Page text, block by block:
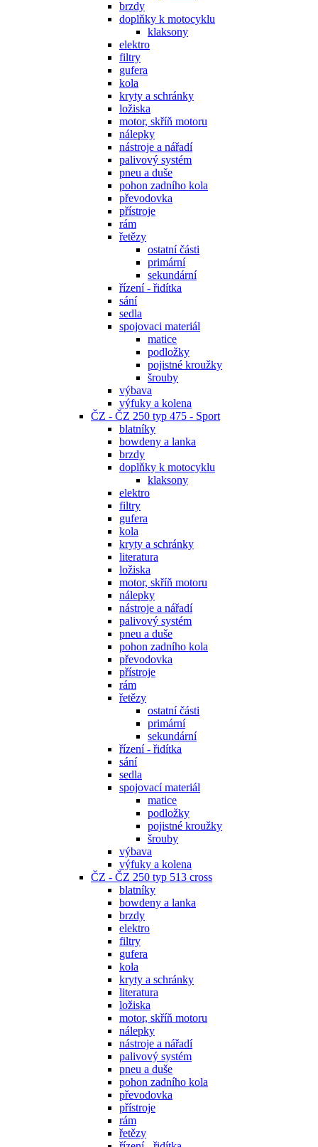
brzdy
doplňky k motocyklu
klaksony
elektro
filtry
gufera
kola
kryty a schránky
ložiska
motor, skříň motoru
nálepky
nástroje a nářadí
palivový systém
pneu a duše
pohon zadního kola
převodovka
přístroje
rám
řetězy
ostatní části
primární
sekundární
řízení - řidítka
sání
sedla
spojovaci materiál
matice
podložky
pojistné kroužky
šrouby
výbava
výfuky a kolena
ČZ - ČZ 250 typ 475 - Sport
blatníky
bowdeny a lanka
brzdy
doplňky k motocyklu
klaksony
elektro
filtry
gufera
kola
kryty a schránky
literatura
ložiska
motor, skříň motoru
nálepky
nástroje a nářadí
palivový systém
pneu a duše
pohon zadního kola
převodovka
přístroje
rám
řetězy
ostatní části
primární
sekundární
řízení - řidítka
sání
sedla
spojovací materiál
matice
podložky
pojistné kroužky
šrouby
výbava
výfuky a kolena
ČZ - ČZ 250 typ 513 cross
blatníky
bowdeny a lanka
brzdy
elektro
filtry
gufera
kola
kryty a schránky
literatura
ložiska
motor, skříň motoru
nálepky
nástroje a nářadí
palivový systém
pneu a duše
pohon zadního kola
převodovka
přístroje
rám
řetězy